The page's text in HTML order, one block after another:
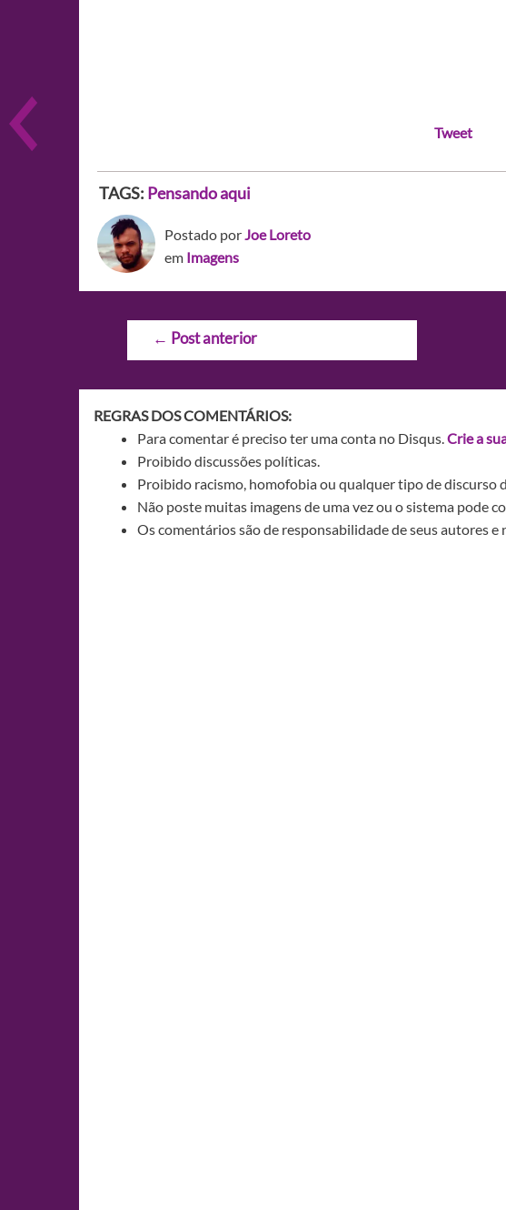
Tweet
TAGS: Pensando aqui
Postado porJoe Loreto
em Imagens
Navegação
← Post anterior
REGRAS DOS COMENTÁRIOS:
Para comentar é preciso ter uma conta no Disqus.Crie a
Proibido discussões políticas.
Proibido racismo, homofobia ou qualquer tipo de discurso
Não poste muitas imagens de uma vez ou o sistema pode
Os comentários são de responsabilidade de seus autores